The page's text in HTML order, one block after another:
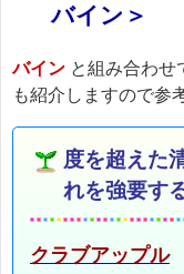
バイン＞
バイン と組み合わせ
も紹介しますので参
度を超えた
れを強要す
クラブアップル